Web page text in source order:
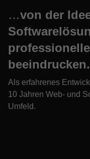
…von der
beeindrucken.
Als erfahrenes
10 Jahren Web- und
Umfeld.